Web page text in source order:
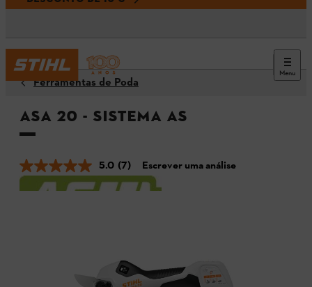
Menu
Ferramentas de Poda
ASA 20 - Sistema AS
5.0 (7) Escrever uma análise